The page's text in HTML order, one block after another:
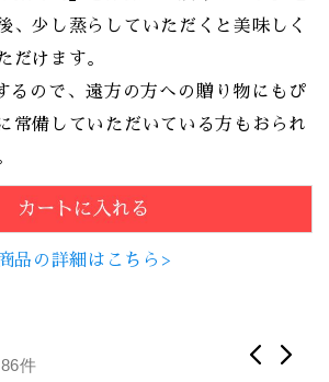
、少し蒸らしていただくと美味しく
だけます。
るので、遠方の方への贈り物にもぴ
常備していただいている方もおられ
品の詳細はこちら>
86件